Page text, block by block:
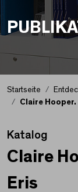
Startseite
Claire Hooper.
Katalog
Claire
Eris